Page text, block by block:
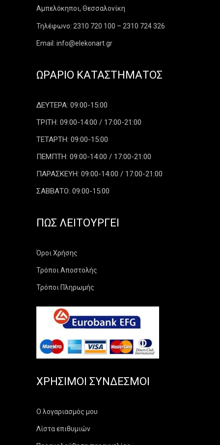
Αμπελόκηποι, Θεσσαλονίκη
Τηλέφωνο: 2310 720 100 – 2310 724 326
Email: info@elekonart.gr
ΩΡΆΡΙΟ ΚΑΤΑΣΤΉΜΑΤΟΣ
ΔΕΥΤΕΡΑ: 09:00-15:00
ΤΡΙΤΗ: 09:00-14:00 / 17:00-21:00
ΤΕΤΑΡΤΗ: 09:00-15:00
ΠΕΜΠΤΗ: 09:00-14:00 / 17:00-21:00
ΠΑΡΑΣΚΕΥΗ: 09:00-14:00 / 17:00-21:00
ΣΑΒΒΑΤΟ: 09:00-15:00
ΠΏΣ ΛΕΙΤΟΥΡΓΕΊ
Όροι Χρήσης
Τρόποι Αποστολής
Τρόποι Πληρωμής
ΧΡΉΣΙΜΟΙ ΣΎΝΔΕΣΜΟΙ
Ο λογαριασμός μου
Λίστα επιθυμιών